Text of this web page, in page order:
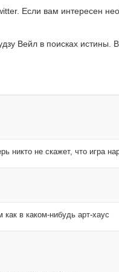
Если вам интересен
Вейл в поисках истины.
никто не скажет, что игра
в каком-нибудь арт-хаус